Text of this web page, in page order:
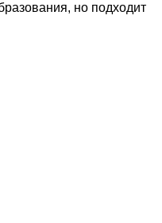
но подходит